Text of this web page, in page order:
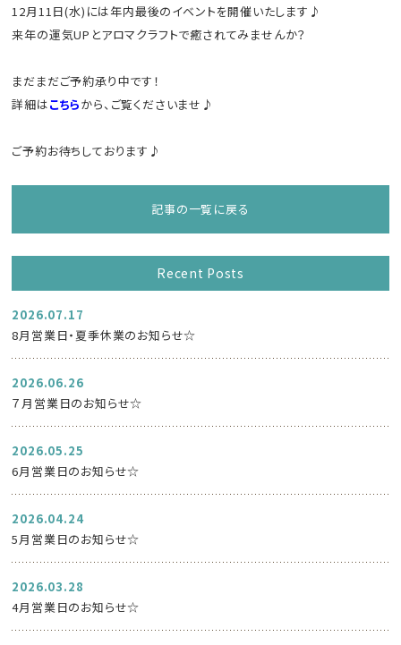
12月11日(水)には年内最後のイベントを開催いたします♪
来年の運気UPとアロマクラフトで癒されてみませんか？
まだまだご予約承り中です！
詳細はこちらから、ご覧くださいませ♪
ご予約お待ちしております♪
記事の一覧に戻る
Recent Posts
2026.07.17
8月営業日・夏季休業のお知らせ☆
2026.06.26
７月営業日のお知らせ☆
2026.05.25
6月営業日のお知らせ☆
2026.04.24
5月営業日のお知らせ☆
2026.03.28
4月営業日のお知らせ☆